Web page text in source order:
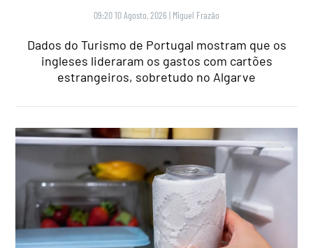
09:20 10 Agosto, 2026 | Miguel Frazão
Dados do Turismo de Portugal mostram que os
ingleses lideraram os gastos com cartões
estrangeiros, sobretudo no Algarve